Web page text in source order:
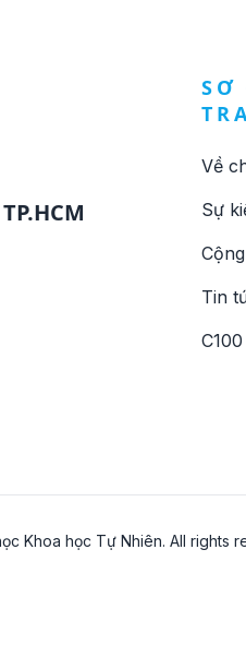
SƠ
Về
Sự
Tin
C100
Khoa học Tự Nhiên. All rights